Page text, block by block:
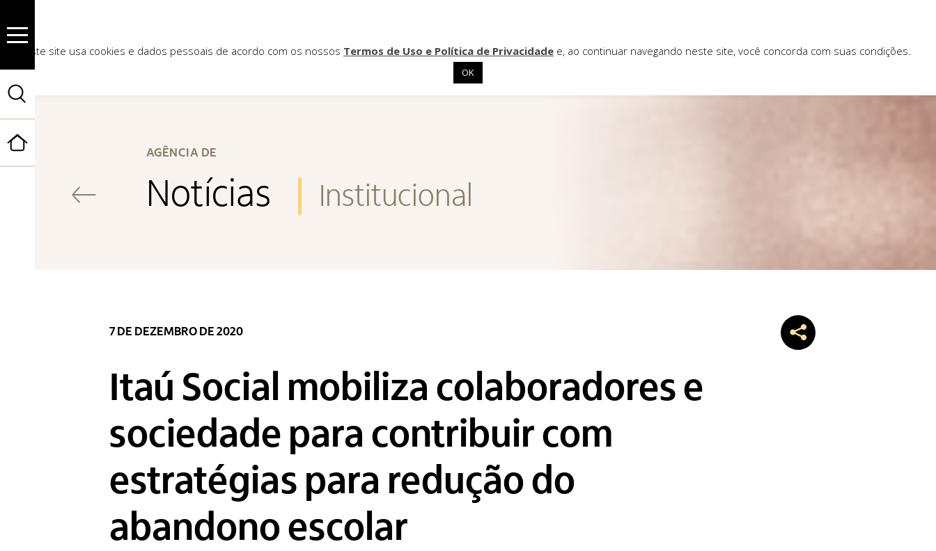
AGÊNCIA DE
Notícias Institucional
7 DE DEZEMBRO DE 2020
Itaú Social mobiliza colaboradores e
sociedade para contribuir com
estratégias para redução do
abandono escolar
Este site usa cookies e dados pessoais de acordo com os nossos Termos de Uso e Política de Privacidade e, ao continuar navegando neste site, você concorda com suas condições.
OK